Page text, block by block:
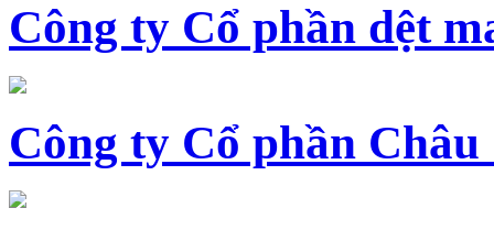
Công ty Cổ phần dệt
Công ty Cổ phần Châu